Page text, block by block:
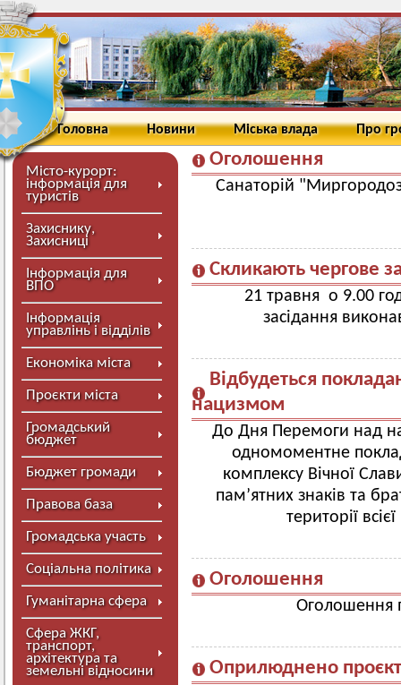
Головна Новини Міська влада Про
Місто-курорт:
інформація для
туристів
Захиснику,
Захисниці
Інформація для
ВПО
Інформація
управлінь і відділів
Економіка міста
Проєкти міста
Громадський
бюджет
Бюджет громади
Правова база
Громадська участь
Соціальна політика
Гуманітарна сфера
Сфера ЖКГ,
транспорт,
архітектура та
земельні відносини
Оголошення
Санаторій
Скликають чергове
21 травня о 9.00
засідання
Відбудеться
нацизмом
До Дня Перемоги над
одномоментне
комплексу Вічної
пам’ятних знаків та
території
Оголошення
Оголошення
Оприлюднено